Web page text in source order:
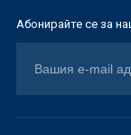
Абонирайте се за